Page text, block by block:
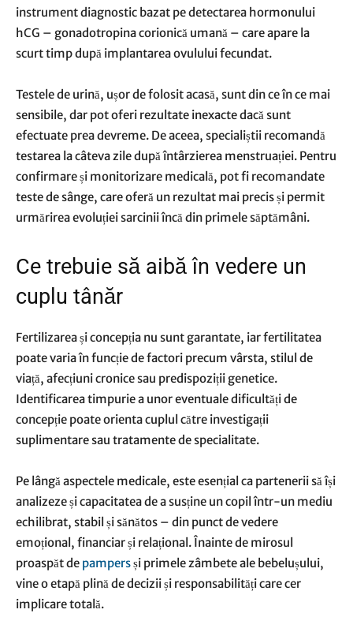
instrument diagnostic bazat pe detectarea hormonului
hCG – gonadotropina corionică umană – care apare la
scurt timp după implantarea ovulului fecundat.
Testele de urină, ușor de folosit acasă, sunt din ce în ce mai
sensibile, dar pot oferi rezultate inexacte dacă sunt
efectuate prea devreme. De aceea, specialiștii recomandă
testarea la câteva zile după întârzierea menstruației. Pentru
confirmare și monitorizare medicală, pot fi recomandate
teste de sânge, care oferă un rezultat mai precis și permit
urmărirea evoluției sarcinii încă din primele săptămâni.
Ce trebuie să aibă în vedere un
cuplu tânăr
Fertilizarea și concepția nu sunt garantate, iar fertilitatea
poate varia în funcție de factori precum vârsta, stilul de
viață, afecțiuni cronice sau predispoziții genetice.
Identificarea timpurie a unor eventuale dificultăți de
concepție poate orienta cuplul către investigații
suplimentare sau tratamente de specialitate.
Pe lângă aspectele medicale, este esențial ca partenerii să își
analizeze și capacitatea de a susține un copil într-un mediu
echilibrat, stabil și sănătos – din punct de vedere
emoțional, financiar și relațional. Înainte de mirosul
proaspăt de pampersși primele zâmbete ale bebelușului,
vine o etapă plină de decizii și responsabilități care cer
implicare totală.